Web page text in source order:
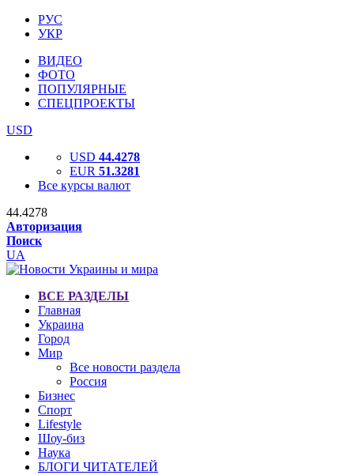
РУС
УКР
ВИДЕО
ФОТО
ПОПУЛЯРНЫЕ
СПЕЦПРОЕКТЫ
USD
USD 44.4278
EUR 51.3281
Все курсы валют
44.4278
Авторизация
Поиск
UA
ВСЕ РАЗДЕЛЫ
Главная
Украина
Город
Мир
Все новости раздела
Россия
Бизнес
Спорт
Lifestyle
Шоу-биз
Наука
БЛОГИ ЧИТАТЕЛЕЙ